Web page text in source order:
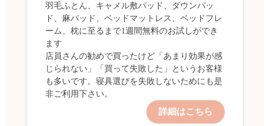
羽毛ふとん、キャメル敷パッド、ダウンパッ
ド、麻パッド、ベッドマットレス、ベッドフレ
ーム、枕に至るまで1週間無料のお試しができ
ます
店員さんの勧めで買ったけど「あまり効果が感
じられない」「買って失敗した」というお客様
も多いです。寝具選びを失敗しないためにも是
非ご利用下さい。
詳細はこちら